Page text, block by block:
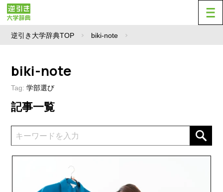
逆引き大学辞典TOP biki-note
biki-note
Tag: 学部選び
記事一覧